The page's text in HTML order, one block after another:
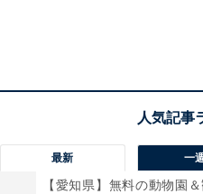
最新 一
【愛知県】無料の動物園